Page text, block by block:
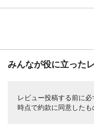
みんなが役に立った
レビュー投稿する前に必
時点で約款に同意したも